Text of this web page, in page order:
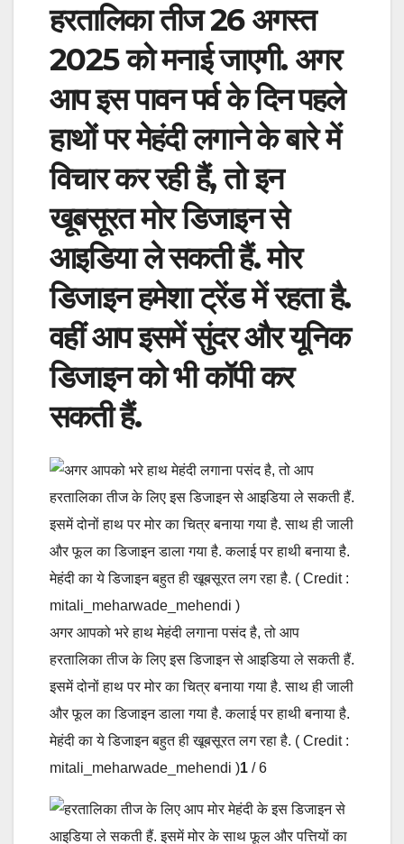
हरतालिका तीज 26 अगस्त
2025 को मनाई जाएगी. अगर
आप इस पावन पर्व के दिन पहले
हाथों पर मेहंदी लगाने के बारे में
विचार कर रही हैं, तो इन
खूबसूरत मोर डिजाइन से
आइडिया ले सकती हैं. मोर
डिजाइन हमेशा ट्रेंड में रहता है.
वहीं आप इसमें सुंदर और यूनिक
डिजाइन को भी कॉपी कर
सकती हैं.
अगर आपको भरे हाथ मेहंदी लगाना पसंद है, तो आप
हरतालिका तीज के लिए इस डिजाइन से आइडिया ले सकती हैं.
इसमें दोनों हाथ पर मोर का चित्र बनाया गया है. साथ ही जाली
और फूल का डिजाइन डाला गया है. कलाई पर हाथी बनाया है.
मेहंदी का ये डिजाइन बहुत ही खूबसूरत लग रहा है. ( Credit :
mitali_meharwade_mehendi )1 / 6